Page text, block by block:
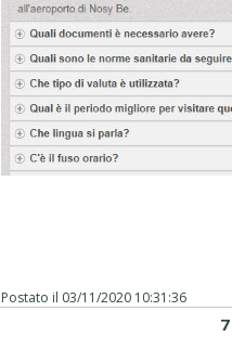
Postato il 03/11/2020 10:31:36